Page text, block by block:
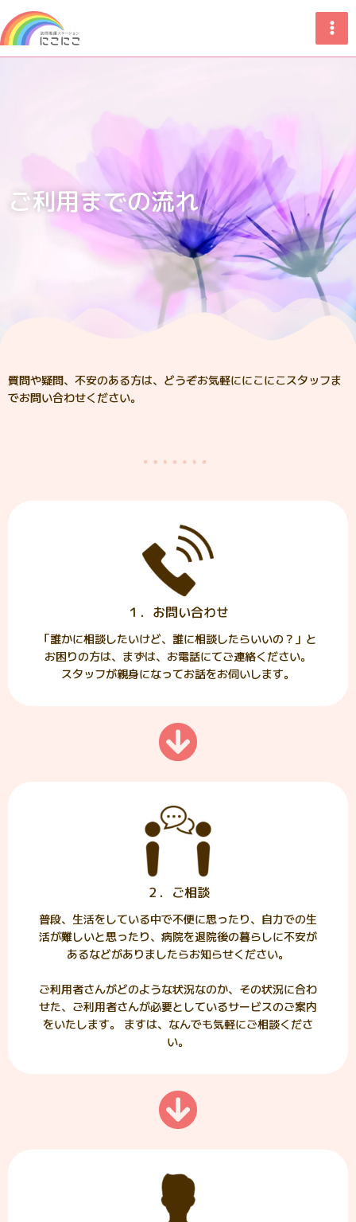
ご利用までの流れ
質問や疑問、不安のある方は、どうぞお気軽ににこにこスタッフま
でお問い合わせください。
１．お問い合わせ
「誰かに相談したいけど、誰に相談したらいいの？」と
お困りの方は、まずは、お電話にてご連絡ください。
スタッフが親身になってお話をお伺いします。
２．ご相談
普段、生活をしている中で不便に思ったり、自力での生
活が難しいと思ったり、病院を退院後の暮らしに不安が
あるなどがありましたらお知らせください。
ご利用者さんがどのような状況なのか、その状況に合わ
せた、ご利用者さんが必要としているサービスのご案内
をいたします。 ますは、なんでも気軽にご相談くださ
い。